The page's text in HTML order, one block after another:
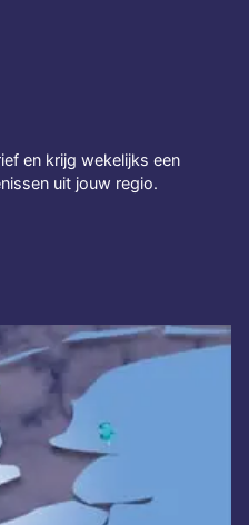
en krijg wekelijks een
uit jouw regio.